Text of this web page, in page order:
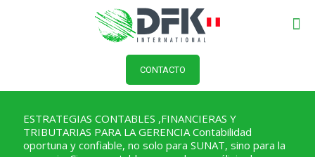
CONTACTO
ESTRATEGIAS CONTABLES ,FINANCIERAS Y
TRIBUTARIAS PARA LA GERENCIA Contabilidad
oportuna y confiable, no solo para SUNAT, sino para la